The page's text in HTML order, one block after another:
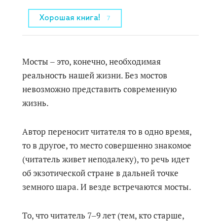
Хорошая книга! 7
Мосты ‒ это, конечно, необходимая
реальность нашей жизни. Без мостов
невозможно представить современную
жизнь.
Автор переносит читателя то в одно время,
то в другое, то место совершенно знакомое
(читатель живет неподалеку), то речь идет
об экзотической стране в дальней точке
земного шара. И везде встречаются мосты.
То, что читатель 7‒9 лет (тем, кто старше,